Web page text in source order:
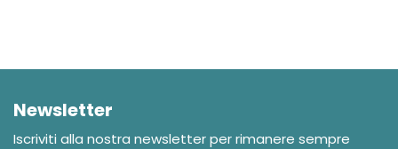
Newsletter
Iscriviti alla nostra newsletter per rimanere sempre